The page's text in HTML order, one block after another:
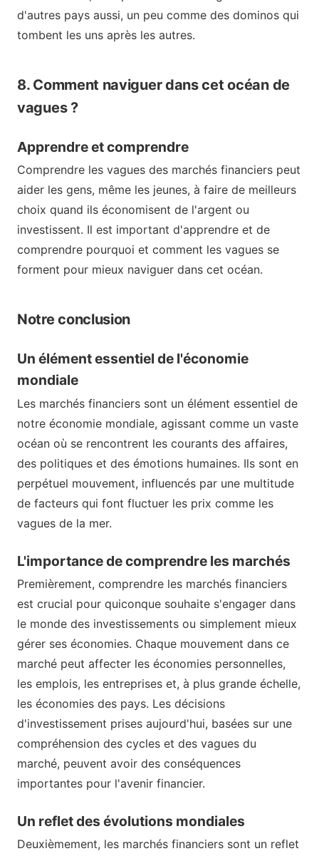
d'autres pays aussi, un peu comme des dominos qui
tombent les uns après les autres.
8. Comment naviguer dans cet océan de
vagues ?
Apprendre et comprendre
Comprendre les vagues des marchés financiers peut
aider les gens, même les jeunes, à faire de meilleurs
choix quand ils économisent de l'argent ou
investissent. Il est important d'apprendre et de
comprendre pourquoi et comment les vagues se
forment pour mieux naviguer dans cet océan.
Notre conclusion
Un élément essentiel de l'économie
mondiale
Les marchés financiers sont un élément essentiel de
notre économie mondiale, agissant comme un vaste
océan où se rencontrent les courants des affaires,
des politiques et des émotions humaines. Ils sont en
perpétuel mouvement, influencés par une multitude
de facteurs qui font fluctuer les prix comme les
vagues de la mer.
L'importance de comprendre les marchés
Premièrement, comprendre les marchés financiers
est crucial pour quiconque souhaite s'engager dans
le monde des investissements ou simplement mieux
gérer ses économies. Chaque mouvement dans ce
marché peut affecter les économies personnelles,
les emplois, les entreprises et, à plus grande échelle,
les économies des pays. Les décisions
d'investissement prises aujourd'hui, basées sur une
compréhension des cycles et des vagues du
marché, peuvent avoir des conséquences
importantes pour l'avenir financier.
Un reflet des évolutions mondiales
Deuxièmement, les marchés financiers sont un reflet